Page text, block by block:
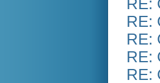
RE:
RE:
RE:
RE:
RE: